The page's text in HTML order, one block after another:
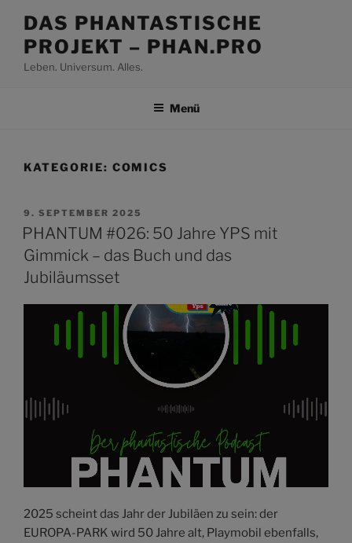
Inhalt
springen
DAS PHANTASTISCHE
PROJEKT – PHAN.PRO
Leben. Universum. Alles.
Menü
KATEGORIE: COMICS
VERÖFFENTLICHT
AM
9. SEPTEMBER 2025
PHANTUM #026: 50 Jahre YPS mit
Gimmick – das Buch und das
Jubiläumsset
2025 scheint das Jahr der Jubiläen zu sein: der
EUROPA-PARK wird 50 Jahre alt, Playmobil ebenfalls,